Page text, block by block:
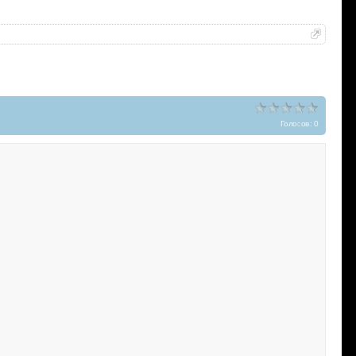
Голосов: 0